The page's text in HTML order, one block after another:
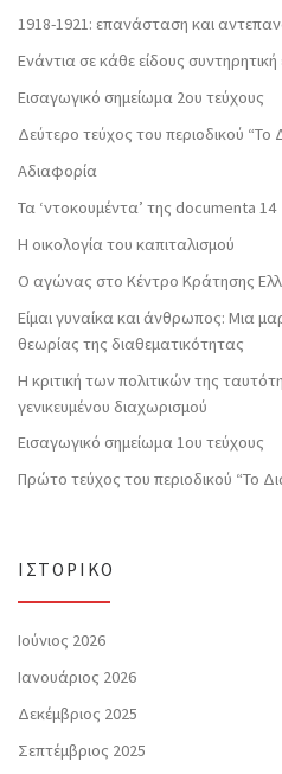
1918-1921: επανάσταση και
Ενάντια σε κάθε είδους
Εισαγωγικό σημείωμα 2ου τεύχους
Δεύτερο τεύχος του περιοδικού “Το
Αδιαφορία
Τα ‘ντοκουμέντα’ της documenta 14
Η οικολογία του καπιταλισμού
Ο αγώνας στο Κέντρο Κράτησης
Είμαι γυναίκα και άνθρωπος: Μια
θεωρίας της διαθεματικότητας
Η κριτική των πολιτικών της
γενικευμένου διαχωρισμού
Εισαγωγικό σημείωμα 1ου τεύχους
Πρώτο τεύχος του περιοδικού “Το
ΙΣΤΟΡΙΚΌ
Ιούνιος 2026
Ιανουάριος 2026
Δεκέμβριος 2025
Σεπτέμβριος 2025